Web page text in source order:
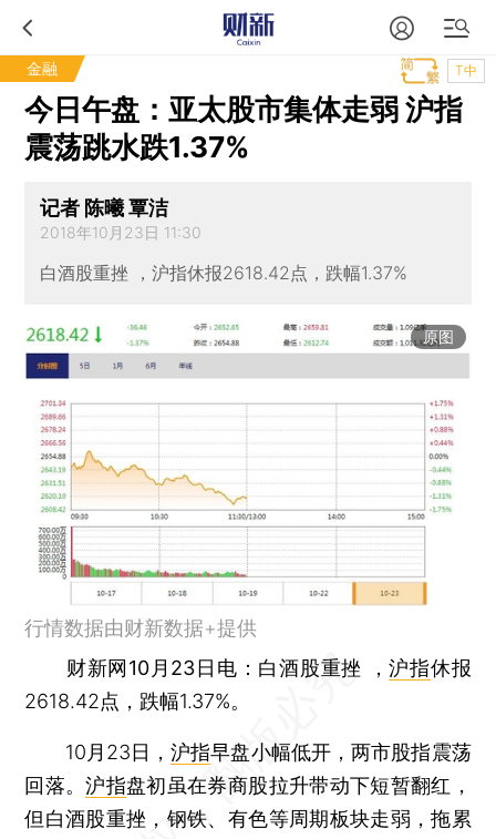
金融 T中
今日午盘：亚太股市集体走弱 沪指
震荡跳水跌1.37%
记者 陈曦 覃洁
2018年10月23日 11:30
白酒股重挫 ，沪指休报2618.42点，跌幅1.37%
原图
行情数据由财新数据+提供
财新网10月23日电 ：白酒股重挫 ，沪指休报
2618.42点，跌幅1.37%。
10月23日，沪指早盘小幅低开，两市股指震荡
回落。沪指盘初虽在券商股拉升带动下短暂翻红，
但白酒股重挫，钢铁、有色等周期板块走弱，拖累